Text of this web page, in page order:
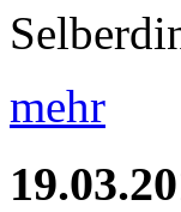
mehr